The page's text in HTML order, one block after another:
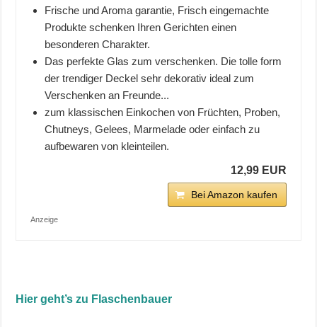
Frische und Aroma garantie, Frisch eingemachte
Produkte schenken Ihren Gerichten einen
besonderen Charakter.
Das perfekte Glas zum verschenken. Die tolle form
der trendiger Deckel sehr dekorativ ideal zum
Verschenken an Freunde...
zum klassischen Einkochen von Früchten, Proben,
Chutneys, Gelees, Marmelade oder einfach zu
aufbewaren von kleinteilen.
12,99 EUR
Bei Amazon kaufen
Anzeige
Hier geht’s zu Flaschenbauer